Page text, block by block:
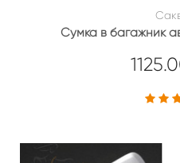
Сумка в багажник